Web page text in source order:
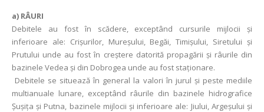
a) RÂURI
Debitele au fost în scădere, exceptând cursurile mijlocii şi
inferioare ale: Crişurilor, Mureşului, Begăi, Timişului, Siretului şi
Prutului unde au fost în creştere datorită propagării şi râurile din
bazinele Vedea şi din Dobrogea unde au fost staţionare.
Debitele se situează în general la valori în jurul și peste mediile
multianuale lunare, exceptând râurile din bazinele hidrografice
Şuşiţa şi Putna, bazinele mijlocii şi inferioare ale: Jiului, Argeşului şi